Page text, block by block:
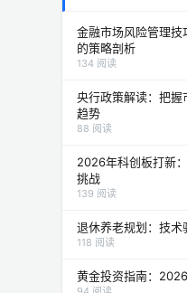
金融市场风险管理
的策略剖析
134 阅读
央行政策解读：把握
趋势
88 阅读
2026年科创板打新
挑战
139 阅读
退休养老规划：技
118 阅读
黄金投资指南：